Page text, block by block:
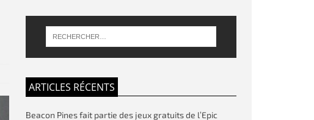
ARTICLES RÉCENTS
Beacon Pines fait partie des jeux gratuits de l’Epic